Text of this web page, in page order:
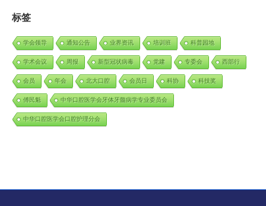
标签
学会领导 通知公告 业界资讯 培训班 科普园地
学术会议 周报 新型冠状病毒 党建 专委会 西部行
会员 年会 北大口腔 会员日 科协 科技奖
傅民魁 中华口腔医学会牙体牙髓病学专业委员会
中华口腔医学会口腔护理分会